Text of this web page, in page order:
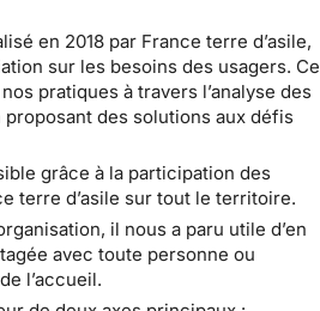
en 2018 par France terre d’asile,
sur les besoins des usagers. Ce
pratiques à travers l’analyse des
des solutions aux défis
grâce à la participation des
terre d’asile sur tout le territoire.
il nous a paru utile d’en
avec toute personne ou
l’accueil.